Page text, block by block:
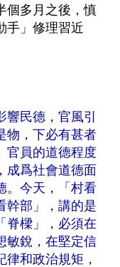
個多月之後，慎
手」修理習近
民德，官風引
物，下必有甚者
官員的道德程度
成爲社會道德面
。今天，「村看
幹部」，講的是
脊樑」，必須在
敏銳，在堅定信
和政治規矩，